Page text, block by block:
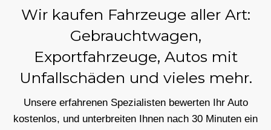
Wir kaufen Fahrzeuge aller Art:
Gebrauchtwagen,
Exportfahrzeuge, Autos mit
Unfallschäden und vieles mehr.
Unsere erfahrenen Spezialisten bewerten Ihr Auto
kostenlos, und unterbreiten Ihnen nach 30 Minuten ein